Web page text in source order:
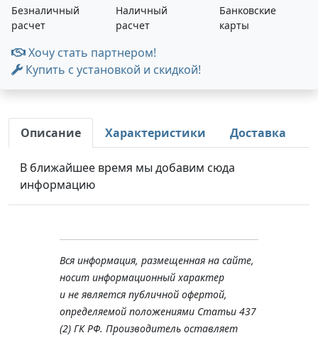
Безналичный
расчет
Наличный
расчет
Банковские
карты
Хочу стать партнером!
Купить с установкой и скидкой!
Описание Характеристики Доставка
В ближайшее время мы добавим сюда
информацию
Вся информация, размещенная на сайте,
носит информационный характер
и не является публичной офертой,
определяемой положениями Статьи 437
(2) ГК РФ. Производитель оставляет